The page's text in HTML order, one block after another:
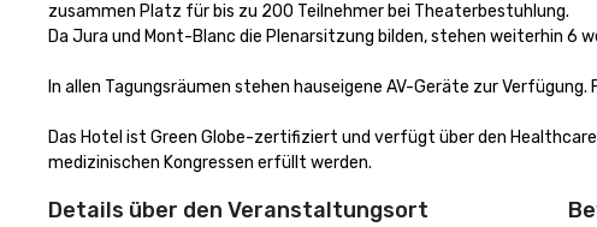
zusammen Platz für bis zu 200 Teilnehmer bei Theaterbestuhlung.
Da Jura und Mont-Blanc die Plenarsitzung bilden, stehen weiterhin 6
In allen Tagungsräumen stehen hauseigene AV-Geräte zur
Das Hotel ist Green Globe-zertifiziert und verfügt über den
medizinischen Kongressen erfüllt werden.
Details über den Veranstaltungsort